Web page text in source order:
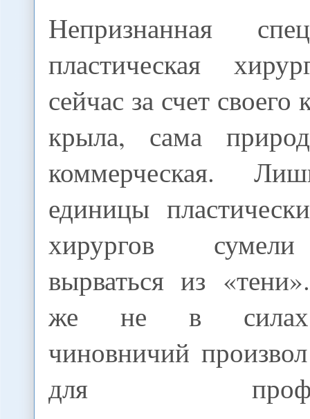
Непризнанная
пластическая
сейчас за счет своего
крыла, сама
коммерческая.
единицы
хирургов
вырваться из
же не в силах
чиновничий
для